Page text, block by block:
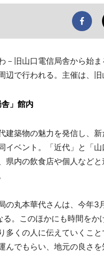
旧山口電信局舎から始
辺で行われる。主催は、旧
舎」館内
築物の魅力を発信し、
イベント。「近代」と「
県内の飲食店や個人など
の丸本華代さんは、今年3
。このほかにも時間を
多くの人に伝えていくこ
んでもらい、地元の良さを